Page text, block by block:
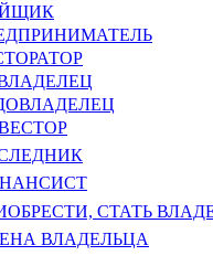
СТАТЬ
ВЛАДЕЛЬЦА